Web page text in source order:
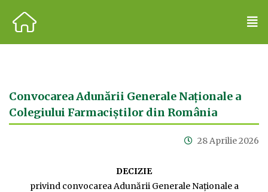
Convocarea Adunării Generale Naționale a
Colegiului Farmaciștilor din România
28 Aprilie 2026
DECIZIE
privind convocarea Adunării Generale Naţionale a